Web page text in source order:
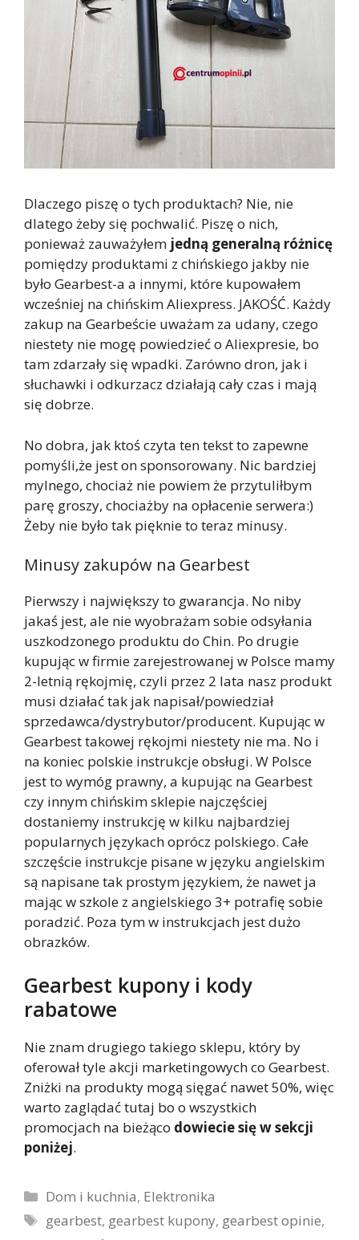
Dlaczego piszę o tych produktach? Nie, nie
dlatego żeby się pochwalić. Piszę o nich,
ponieważ zauważyłem jedną generalną różnicę
pomiędzy produktami z chińskiego jakby nie
było Gearbest-a a innymi, które kupowałem
wcześniej na chińskim Aliexpress. JAKOŚĆ. Każdy
zakup na Gearbeście uważam za udany, czego
niestety nie mogę powiedzieć o Aliexpresie, bo
tam zdarzały się wpadki. Zarówno dron, jak i
słuchawki i odkurzacz działają cały czas i mają
się dobrze.
No dobra, jak ktoś czyta ten tekst to zapewne
pomyśli,że jest on sponsorowany. Nic bardziej
mylnego, chociaż nie powiem że przytuliłbym
parę groszy, chociażby na opłacenie serwera:)
Żeby nie było tak pięknie to teraz minusy.
Minusy zakupów na Gearbest
Pierwszy i największy to gwarancja. No niby
jakaś jest, ale nie wyobrażam sobie odsyłania
uszkodzonego produktu do Chin. Po drugie
kupując w firmie zarejestrowanej w Polsce mamy
2-letnią rękojmię, czyli przez 2 lata nasz produkt
musi działać tak jak napisał/powiedział
sprzedawca/dystrybutor/producent. Kupując w
Gearbest takowej rękojmi niestety nie ma. No i
na koniec polskie instrukcje obsługi. W Polsce
jest to wymóg prawny, a kupując na Gearbest
czy innym chińskim sklepie najczęściej
dostaniemy instrukcję w kilku najbardziej
popularnych językach oprócz polskiego. Całe
szczęście instrukcje pisane w języku angielskim
są napisane tak prostym językiem, że nawet ja
mając w szkole z angielskiego 3+ potrafię sobie
poradzić. Poza tym w instrukcjach jest dużo
obrazków.
Gearbest kupony i kody
rabatowe
Nie znam drugiego takiego sklepu, który by
oferował tyle akcji marketingowych co Gearbest.
Zniżki na produkty mogą sięgać nawet 50%, więc
warto zaglądać tutaj bo o wszystkich
promocjach na bieżąco dowiecie się w sekcji
poniżej.
Kategorie
Dom i kuchnia, Elektronika
Tagi
gearbest, gearbest kupony, gearbest opinie,